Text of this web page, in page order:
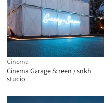
Cinema
Cinema Garage Screen / snkh
studio